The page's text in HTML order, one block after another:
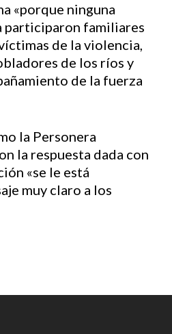
«porque ninguna
participaron familiares
de la violencia,
de los ríos y
de la fuerza
la Personera
la respuesta dada con
«se le está
muy claro a los